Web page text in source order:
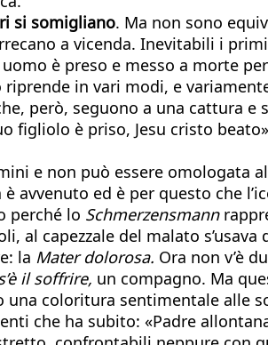
si somigliano. Ma non sono
a vicenda. Inevitabili i
è preso e messo a morte
in vari modi, e
però, seguono a una cattura
figliolo è priso, Jesu cristo
e non può essere omologata
ed è per questo che
perché lo Schmerzensmann
al capezzale del malato
la Mater dolorosa. Ora non v’è
il soffrire, un compagno. Ma
coloritura sentimentale alle
che ha subito: «Padre